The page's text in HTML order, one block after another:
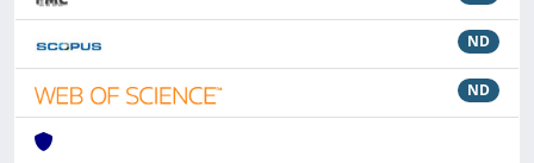
ND
ND